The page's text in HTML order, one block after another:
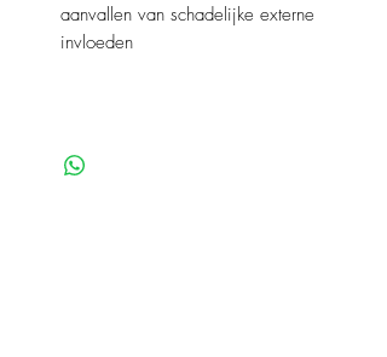
aanvallen van schadelijke externe
invloeden